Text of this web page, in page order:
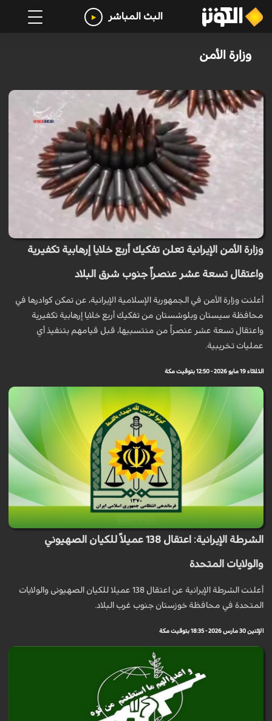
البث المباشر
وزارة الأمن
وزارة الأمن الإيرانية تعلن تفكيك أربع خلايا إرهابية تكفيرية
واعتقال تسعة عشر عنصراً جنوب شرق البلاد
أعلنت وزارة الأمن في الجمهورية الإسلامية الإيرانية، عن تمكن كوادرها في
محافظة سيستان وبلوشستان من تفكيك أربع خلايا إرهابية تكفيرية
واعتقال تسعة عشر عنصراً من منتسبيها، قبل قيامهم بتنفيذ أي
عمليات تخريبية.
الثلاثاء 19 مايو 2026 - 12:50 بتوقيت مكة
الشرطة الإيرانية: اعتقال 138 عميلاً للكيان الصهيوني
والولايات المتحدة
أعلنت الشرطة الإيرانية عن اعتقال 138 عميلا للکیان الصهیونی والولايات
المتحدة في محافظة خوزستان جنوب غرب البلاد.
الإثنين 30 مارس 2026 - 18:35 بتوقيت مكة